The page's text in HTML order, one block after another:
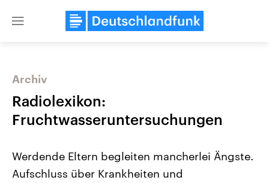
Close
Archiv
Radiolexikon:
Fruchtwasseruntersuchungen
Werdende Eltern begleiten mancherlei Ängste.
Aufschluss über Krankheiten und